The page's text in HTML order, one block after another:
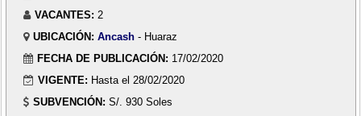
VACANTES: 2
UBICACIÓN: Ancash - Huaraz
FECHA DE PUBLICACIÓN: 17/02/2020
VIGENTE: Hasta el 28/02/2020
SUBVENCIÓN: S/. 930 Soles